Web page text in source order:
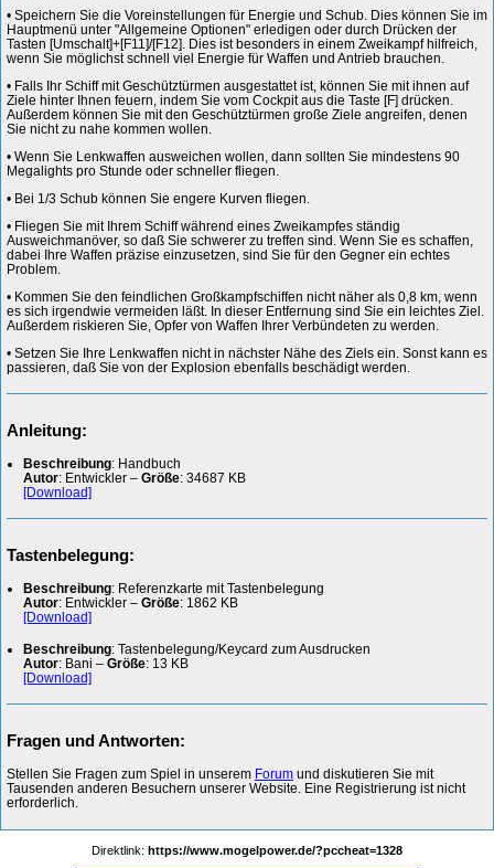
• Speichern Sie die Voreinstellungen für Energie und Schub. Dies können Sie im
Hauptmenü unter "Allgemeine Optionen" erledigen oder durch Drücken der
Tasten [Umschalt]+[F11]/[F12]. Dies ist besonders in einem Zweikampf hilfreich,
wenn Sie möglichst schnell viel Energie für Waffen und Antrieb brauchen.
• Falls Ihr Schiff mit Geschütztürmen ausgestattet ist, können Sie mit ihnen auf
Ziele hinter Ihnen feuern, indem Sie vom Cockpit aus die Taste [F] drücken.
Außerdem können Sie mit den Geschütztürmen große Ziele angreifen, denen
Sie nicht zu nahe kommen wollen.
• Wenn Sie Lenkwaffen ausweichen wollen, dann sollten Sie mindestens 90
Megalights pro Stunde oder schneller fliegen.
• Bei 1/3 Schub können Sie engere Kurven fliegen.
• Fliegen Sie mit Ihrem Schiff während eines Zweikampfes ständig
Ausweichmanöver, so daß Sie schwerer zu treffen sind. Wenn Sie es schaffen,
dabei Ihre Waffen präzise einzusetzen, sind Sie für den Gegner ein echtes
Problem.
• Kommen Sie den feindlichen Großkampfschiffen nicht näher als 0,8 km, wenn
es sich irgendwie vermeiden läßt. In dieser Entfernung sind Sie ein leichtes Ziel.
Außerdem riskieren Sie, Opfer von Waffen Ihrer Verbündeten zu werden.
• Setzen Sie Ihre Lenkwaffen nicht in nächster Nähe des Ziels ein. Sonst kann es
passieren, daß Sie von der Explosion ebenfalls beschädigt werden.
Anleitung:
Beschreibung: Handbuch
Autor: Entwickler – Größe: 34687 KB
[Download]
Tastenbelegung:
Beschreibung: Referenzkarte mit Tastenbelegung
Autor: Entwickler – Größe: 1862 KB
[Download]
Beschreibung: Tastenbelegung/Keycard zum Ausdrucken
Autor: Bani – Größe: 13 KB
[Download]
Fragen und Antworten:
Stellen Sie Fragen zum Spiel in unserem Forum und diskutieren Sie mit
Tausenden anderen Besuchern unserer Website. Eine Registrierung ist nicht
erforderlich.
Direktlink: https://www.mogelpower.de/?pccheat=1328